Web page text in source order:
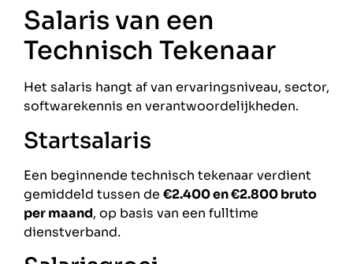
Salaris van een
Technisch Tekenaar
Het salaris hangt af van ervaringsniveau, sector,
softwarekennis en verantwoordelijkheden.
Startsalaris
Een beginnende technisch tekenaar verdient
gemiddeld tussen de €2.400 en €2.800 bruto
per maand, op basis van een fulltime
dienstverband.